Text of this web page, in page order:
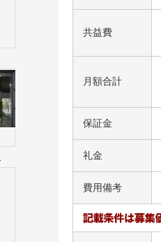
共益費
月額合計
保証金
礼金
費用備考